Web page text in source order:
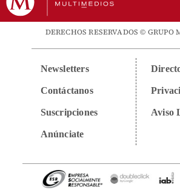
DERECHOS RESERVADOS © GRUPO
Newsletters
Contáctanos
Suscripciones
Anúnciate
Aviso